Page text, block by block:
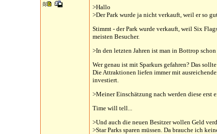
>Hallo
>Der Park wurde ja nicht verkauft, weil er so
Stimmt - der Park wurde verkauft, weil Six
meisten Besucher.
>In den letzten Jahren ist man in Bottrop schon
Wer genau ist mit Sparkurs gefahren? Das
Die Attraktionen liefen immer mit
investiert.
>Meiner Einschätzung nach werden diese erst
Time will tell...
>Und auch die neuen Besitzer wollen Geld
>Star Parks sparen müssen. Da brauche ich